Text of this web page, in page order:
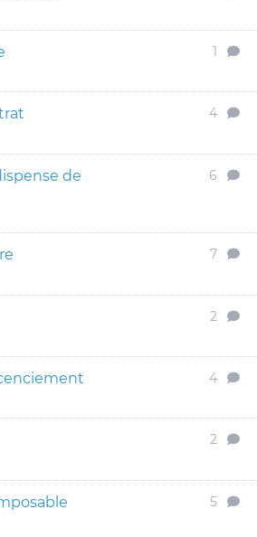
1
4
de
6
7
2
4
2
5